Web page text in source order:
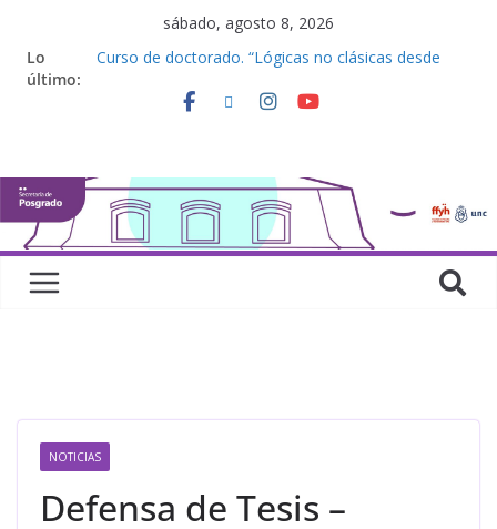
sábado, agosto 8, 2026
Lo
último:
Curso de doctorado. “Lógicas no clásicas desde
Seminario de posgrado. “Debates Actuales en
Curso de doctorado “Mirar, juzgar, sentir”
Defensas de Tesis y Trabajos Finales | Agosto
2026
NOTICIAS
Defensa de Tesis –